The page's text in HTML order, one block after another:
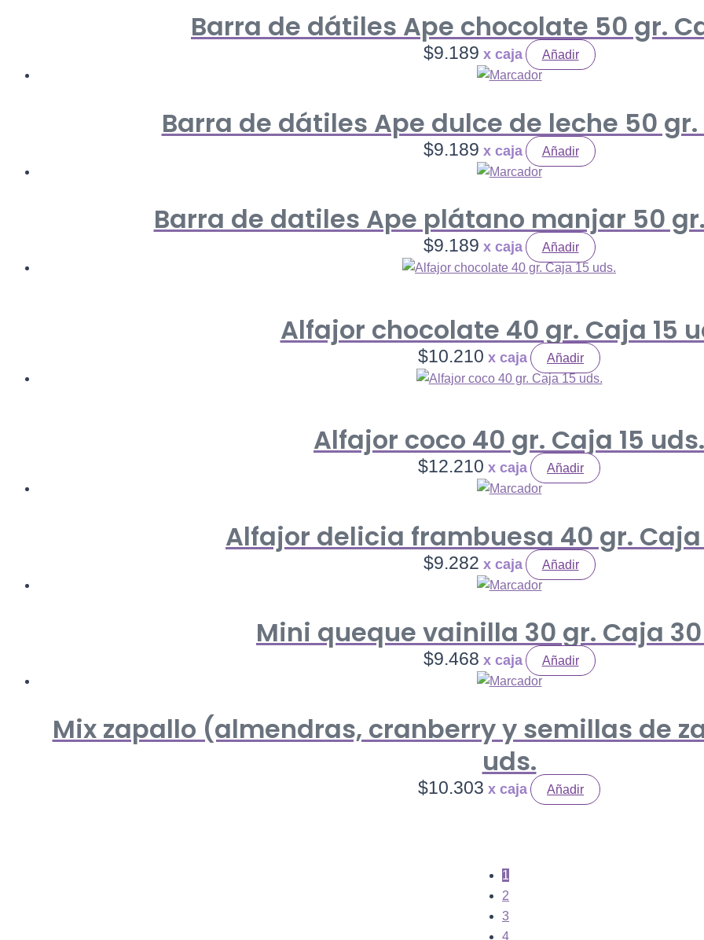
Barra de dátiles Ape chocolate 50 gr.
$9.189 Añadir
Barra de dátiles Ape dulce de leche 50 gr.
$9.189 Añadir
Barra de datiles Ape plátano manjar 50
$9.189 Añadir
Alfajor chocolate 40 gr. Caja 15
$10.210 Añadir
Alfajor coco 40 gr. Caja 15 uds.
$12.210 Añadir
Alfajor delicia frambuesa 40 gr. Caja
$9.282 Añadir
Mini queque vainilla 30 gr. Caja
$9.468 Añadir
Mix zapallo (almendras, cranberry y semillas de
uds.
$10.303 Añadir
1
2
3
4